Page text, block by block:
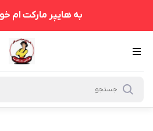
به هایپر مارکت ام